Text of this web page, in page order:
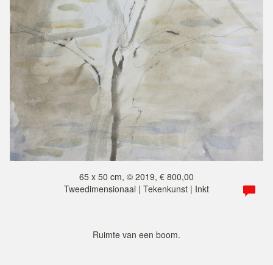
65 x 50 cm, © 2019, € 800,00
Tweedimensionaal | Tekenkunst | Inkt
Ruimte van een boom.